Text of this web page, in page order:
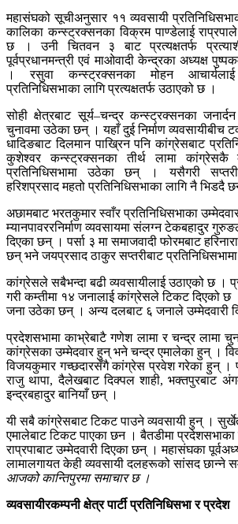
महासंघको सूचीअनुसार ११ व्यवसायी
कालिका कन्स्ट्रक्सनका विक्रम पाण्डेलाई राप्रपाले
छ । उनी चितवन ३ बाट प्रत्यक्षतर्फ
पूर्वप्रधानमन्त्री एवं माओवादी केन्द्रका अध्यक्ष
। रसुवा कन्स्ट्रक्सनका मोहन
प्रतिनिधिसभाका लागि प्रत्यक्षतर्फ उठाएको छ ।
सोही क्षेत्रबाट सूर्य–चन्द्र कन्स्ट्रक्सनका
चुनावमा उठेका छन् । यहाँ दुई निर्माण व्यवसायीबीच
धादिङबाट दिलमान पाख्रिन पनि कांग्रेसबाट
कुशेश्वर कन्स्ट्रक्सनका तीर्थ लामा कांग्रेसकै
प्रतिनिधिसभामा उठेका छन् । यसैगरी
हरिशप्रसाद महतो प्रतिनिधिसभाका लागि नै भिडदै
अछामबाट भरतकुमार स्वाँर प्रतिनिधिसभाका
म्यानपावररनिर्माण व्यवसायमा संलग्न टेकबहादुर
दिएका छन् । पर्सा ३ मा समाजवादी फोरमबाट
छन् भने जयप्रसाद ठाकुर सप्तरीबाट
कांग्रेसले सबैभन्दा बढी व्यवसायीलाई उठाएको छ ।
गरी कम्तीमा १४ जनालाई कांग्रेसले टिकट दिएको छ
जना उठेका छन् । अन्य दलबाट ६ जनाले उम्मेदवारी
प्रदेशसभामा काभ्रेबाटै गणेश लामा र चन्द्र लामा
कांग्रेसका उम्मेदवार हुन् भने चन्द्र एमालेका हुन् ।
विजयकुमार गच्छदारसँगै कांग्रेस प्रवेश गरेका हुन् ।
राजु थापा, दैलेखबाट दिक्पल शाही, भक्तपुरबाट
इन्द्रबहादुर बानियाँ छन् ।
यी सबै कांग्रेसबाट टिकट पाउने व्यवसायी हुन् ।
एमालेबाट टिकट पाएका छन । बैतडीमा
राप्रपाबाट उम्मेदवारी दिएका छन् । महासंघका
लामालगायत केही व्यवसायी दलहरूको सांसद छान्ने
आजको कान्तिपुरमा समाचार छ ।
व्यवसायीरकम्पनी क्षेत्र पार्टी प्रतिनिधिसभा र प्रदेश